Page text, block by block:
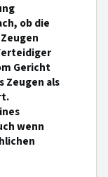
ob die
Gericht
Zeugen als
wenn